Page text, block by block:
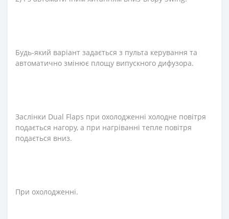
Будь-який варіант задається з пульта керування та
автоматично змінює площу випускного дифузора.
Заслінки Dual Flaps при охолодженні холодне повітря
подається нагору, а при нагріванні тепле повітря
подається вниз.
При охолодженні.